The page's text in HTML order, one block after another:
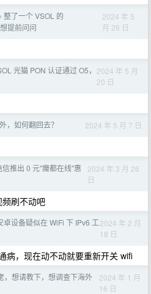
› 整了一个 VSOL 的
提前问问
2024 年 5
月 26 日
光猫 PON 认证通过 O5， 2024 年 5 月
20 日
，如何翻回去？ 2024 年 5 月 7 日
信推出 0 元"魔都在线"惠
2024 年 3 月 26
日
刷不动吧
卓设备疑似在 WiFi 下 IPv6 工2024 年 2 月
18 日
病，现在动不动就要重新开关 wifi
，想请教下，想调查下海外
2024 年 1 月
16 日